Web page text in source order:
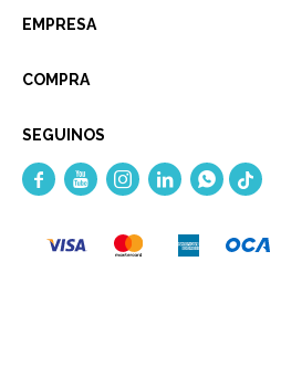
EMPRESA
COMPRA
SEGUINOS
    